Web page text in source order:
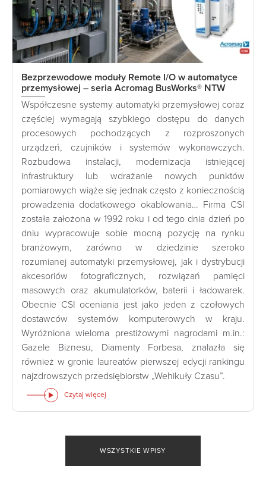
Bezprzewodowe moduły Remote I/O w automatyce
przemysłowej – seria Acromag BusWorks® NTW
Współczesne systemy automatyki przemysłowej coraz
częściej wymagają szybkiego dostępu do danych
procesowych pochodzących z rozproszonych
urządzeń, czujników i systemów wykonawczych.
Rozbudowa instalacji, modernizacja istniejącej
infrastruktury lub wdrażanie nowych punktów
pomiarowych wiąże się jednak często z koniecznością
prowadzenia dodatkowego okablowania… Firma CSI
została założona w 1992 roku i od tego dnia dzień po
dniu wypracowuje sobie mocną pozycję na rynku
branżowym, zarówno w dziedzinie szeroko
rozumianej automatyki przemysłowej, jak i dystrybucji
akcesoriów fotograficznych, rozwiązań pamięci
masowych oraz akumulatorków, baterii i ładowarek.
Obecnie CSI oceniania jest jako jeden z czołowych
dostawców systemów komputerowych w kraju.
Wyróżniona wieloma prestiżowymi nagrodami m.in.:
Gazele Biznesu, Diamenty Forbesa, znalazła się
również w gronie laureatów pierwszej edycji rankingu
najzdrowszych przedsiębiorstw „Wehikuły Czasu”.
Czytaj więcej
WSZYSTKIE WPISY